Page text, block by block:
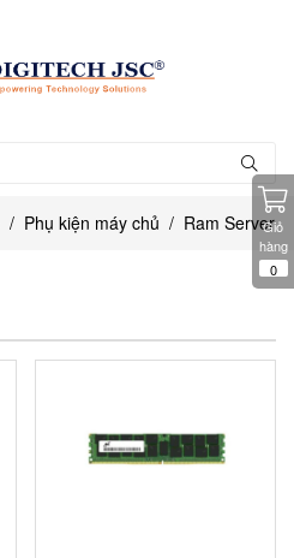
Giỏ
hàng
0
Phụ kiện máy chủ Ram Server